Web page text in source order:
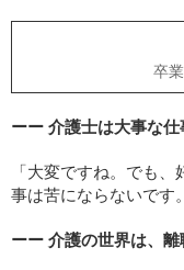
卒
ーー 介護士は大事な
「大変ですね。でも
事は苦にならないです
ーー 介護の世界は、